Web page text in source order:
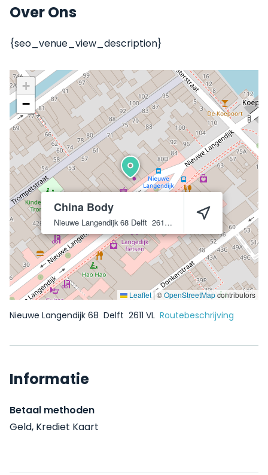
Over Ons
{seo_venue_view_description}
China Body
Nieuwe Langendijk 68 Delft 2611 VL
+
−
Leaflet|©OpenStreetMapcontributors
Nieuwe Langendijk 68 Delft 2611 VL Routebeschrijving
Informatie
Betaal methoden
Geld, Krediet Kaart